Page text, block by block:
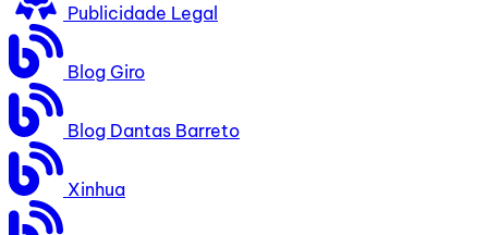
Publicidade Legal
Blog Giro
Blog Dantas Barreto
Xinhua